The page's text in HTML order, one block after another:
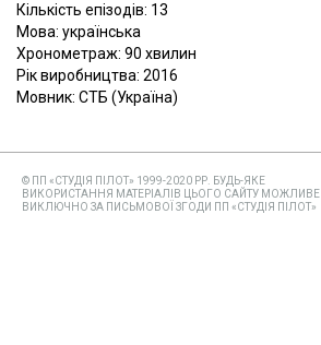
Кількість епізодів: 13
Мова: українська
Хронометраж: 90 хвилин
Рік виробництва: 2016
Мовник: СТБ (Україна)
© ПП «СТУДІЯ ПІЛОТ» 1999-2020 РР. БУДЬ-ЯКЕ
ВИКОРИСТАННЯ МАТЕРІАЛІВ ЦЬОГО САЙТУ МОЖЛИВЕ
ВИКЛЮЧНО ЗА ПИСЬМОВОЇ ЗГОДИ ПП «СТУДІЯ ПІЛОТ»